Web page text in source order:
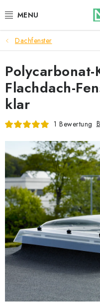
Inhalt
DACHFENSTER
DACHBODENTREPPE
HAUS UND GARTEN
BAU
IMPRESSUM
Reklamationen und
Richtlinien zur Verwendung
Datenschutzerklärung
Sitemap von Milpe.sk
Dachfenster
Flachdach-
klar
1 Bewertung